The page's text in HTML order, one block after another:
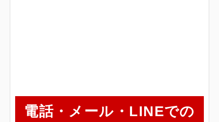
電話・メール・LINEでの